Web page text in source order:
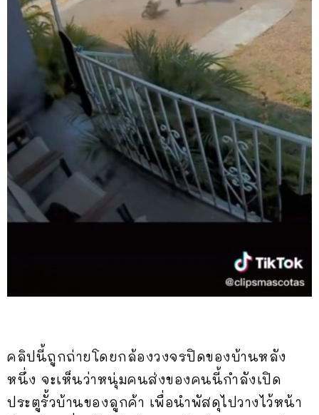
คลิปนี้ถูกถ่ายโดยกล้องวงจรปิดของบ้านหลัง
หนึ่ง จะเห็นว่าหนุ่มคนส่งของคนนี้กำลังเปิด
ประตูรั้วบ้านของลูกค้า เพื่อนำพัสดุไปวางไว้หน้า